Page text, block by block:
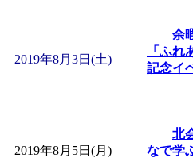
「まだま
レクリエ
ットせよ
2019年8月3日(土)
余
「ふ
記念イ
2019年8月5日(月)
北
なで学